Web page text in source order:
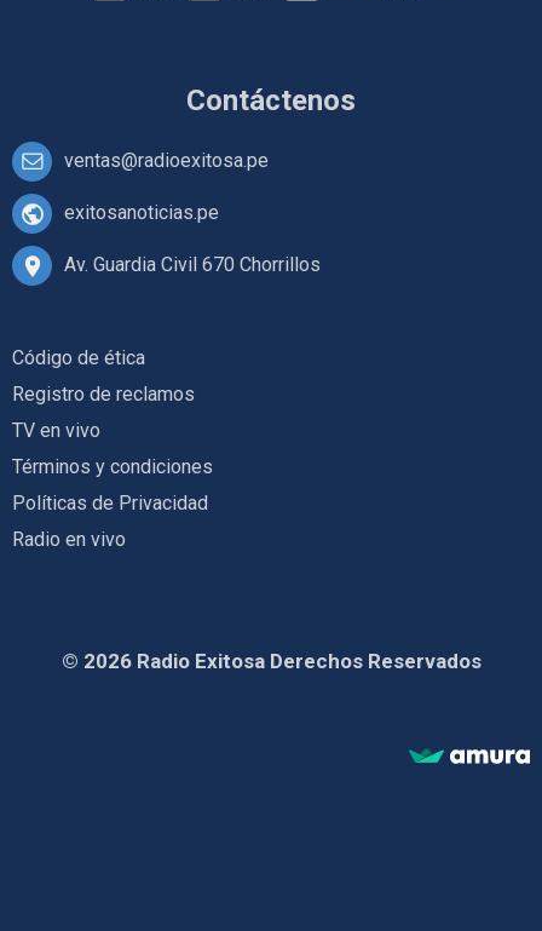
Contáctenos
ventas@radioexitosa.pe
exitosanoticias.pe
Av. Guardia Civil 670 Chorrillos
Código de ética
Registro de reclamos
TV en vivo
Términos y condiciones
Políticas de Privacidad
Radio en vivo
© 2026 Radio Exitosa Derechos Reservados